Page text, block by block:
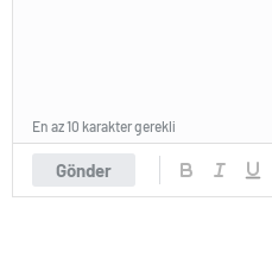
Gönder
En az 10 karakter gerekli